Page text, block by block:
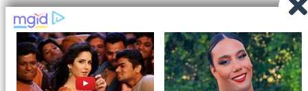
Pakar FK Universitas Ciputra Raih Juara 1 JNM
2026, Ungkap Ancaman Mikotoksin Pangan
Terhadap Penyakit Ginjal Diabetes
29 Juli 2026